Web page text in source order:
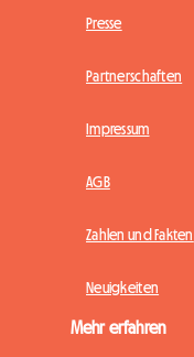
Presse
Partnerschaften
Impressum
AGB
Zahlen und Fakten
Neuigkeiten
Mehr erfahren